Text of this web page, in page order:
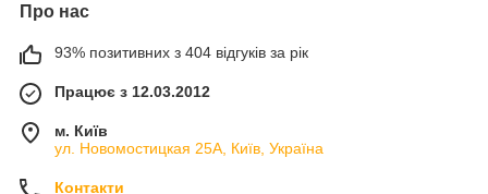
Про нас
93% позитивних з 404 відгуків за рік
Працює з 12.03.2012
м. Київ
ул. Новомостицкая 25А, Київ, Україна
Контакти